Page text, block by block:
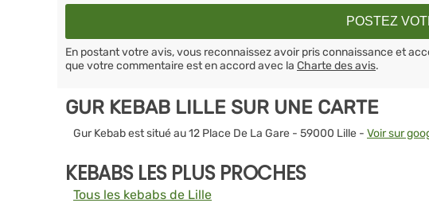
En postant votre avis, vous reconnaissez avoir pris connaissance et
que votre commentaire est en accord avec la Charte des avis.
GUR KEBAB LILLE SUR UNE CARTE
Gur Kebab est situé au 12 Place De La Gare - 59000 Lille - Voir sur
KEBABS LES PLUS PROCHES
Tous les kebabs de Lille